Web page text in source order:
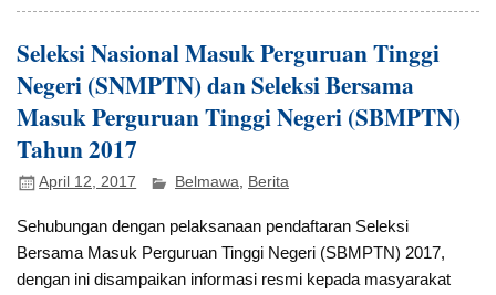
Seleksi Nasional Masuk Perguruan Tinggi
Negeri (SNMPTN) dan Seleksi Bersama
Masuk Perguruan Tinggi Negeri (SBMPTN)
Tahun 2017
April 12, 2017 Belmawa, Berita
Sehubungan dengan pelaksanaan pendaftaran Seleksi
Bersama Masuk Perguruan Tinggi Negeri (SBMPTN) 2017,
dengan ini disampaikan informasi resmi kepada masyarakat